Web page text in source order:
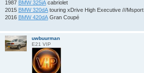
1987 BMW 325iA cabriolet
2015 BMW 320dA touring xDrive High Executive ///Msport
2016 BMW 420dA Gran Coupé
uwbuurman
E21 VIP